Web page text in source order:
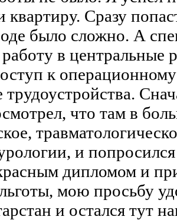
квартиру. Сразу
было сложно. А
в
к
трудоустройства.
что там в
и
дипломом и
мою просьбу
и остался тут